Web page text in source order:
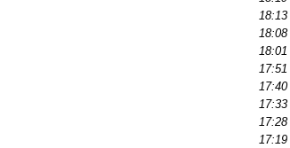
18:13
18:08
18:01
17:51
17:40
17:33
17:28
17:19